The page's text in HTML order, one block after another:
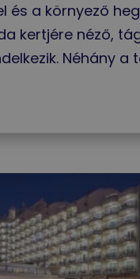
és a környező
kertjére néző,
Néhány a